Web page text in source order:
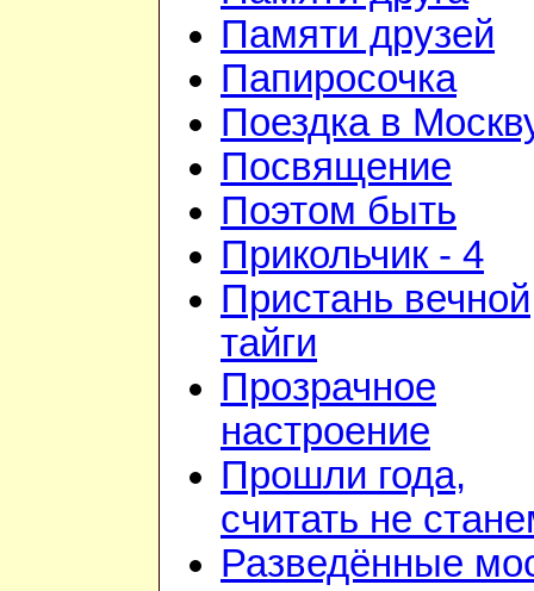
Памяти друзей
Папиросочка
Поездка в
Посвящение
Поэтом быть
Прикольчик - 4
Пристань вечной
тайги
Прозрачное
настроение
Прошли года,
считать не
Разведённые